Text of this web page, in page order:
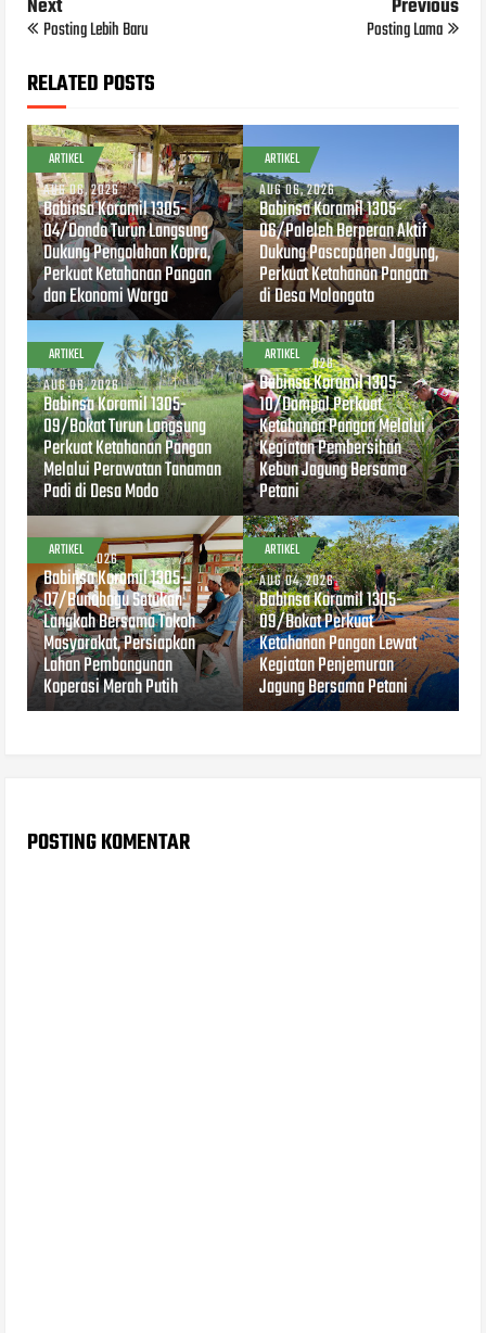
Next
Posting Lebih Baru
Previous
Posting Lama
RELATED POSTS
ARTIKEL
AUG 06, 2026
Babinsa Koramil 1305-
04/Dondo Turun Langsung
Dukung Pengolahan Kopra,
Perkuat Ketahanan Pangan
dan Ekonomi Warga
ARTIKEL
AUG 06, 2026
Babinsa Koramil 1305-
06/Paleleh Berperan Aktif
Dukung Pascapanen Jagung,
Perkuat Ketahanan Pangan
di Desa Molangato
ARTIKEL
AUG 06, 2026
Babinsa Koramil 1305-
09/Bokat Turun Langsung
Perkuat Ketahanan Pangan
Melalui Perawatan Tanaman
Padi di Desa Modo
ARTIKEL
AUG 04, 2026
Babinsa Koramil 1305-
10/Dampal Perkuat
Ketahanan Pangan Melalui
Kegiatan Pembersihan
Kebun Jagung Bersama
Petani
ARTIKEL
AUG 04, 2026
Babinsa Koramil 1305-
07/Bunobogu Satukan
Langkah Bersama Tokoh
Masyarakat, Persiapkan
Lahan Pembangunan
Koperasi Merah Putih
ARTIKEL
AUG 04, 2026
Babinsa Koramil 1305-
09/Bokat Perkuat
Ketahanan Pangan Lewat
Kegiatan Penjemuran
Jagung Bersama Petani
POSTING KOMENTAR